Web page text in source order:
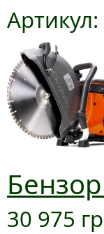
Артикул:
30 975